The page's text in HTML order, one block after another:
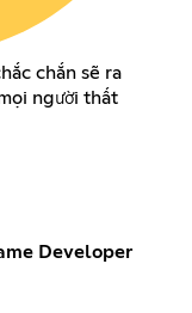
chắn sẽ ra
người thất
Developer